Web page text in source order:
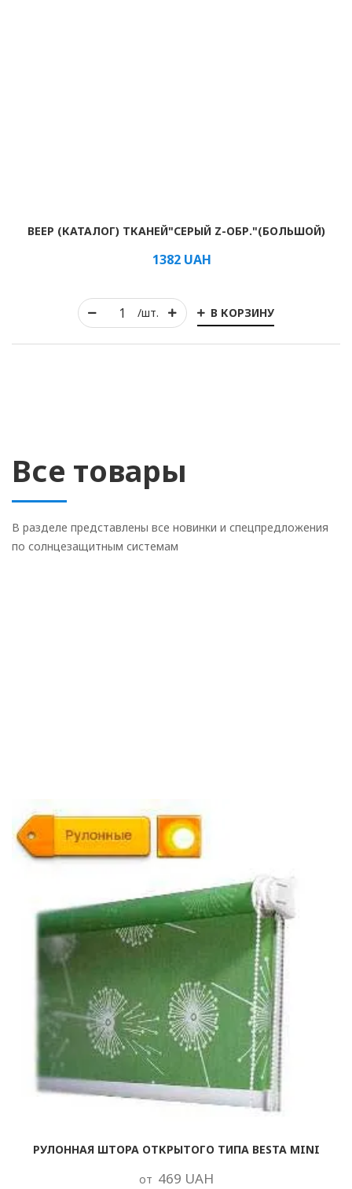
/шт. В КОРЗИНУ
ВЕЕР (КАТАЛОГ) ТКАНЕЙ"СЕРЫЙ Z-ОБР."(БОЛЬШОЙ)
1382UAH
Все товары
В разделе представлены все новинки и спецпредложения
по солнцезащитным системам
РУЛОННАЯ ШТОРА ОТКРЫТОГО ТИПА BESTA MINI
от 469 UAH